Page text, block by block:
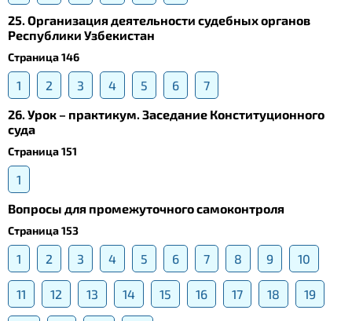
25. Организация деятельности судебных органов
Республики Узбекистан
Страница 146
1 2 3 4 5 6
7
26. Урок – практикум. Заседание Конституционного
суда
Страница 151
1
Вопросы для промежуточного самоконтроля
Страница 153
1 2 3 4 5 6 7 8 9 10
11 12 13 14 15 16 17 18 19